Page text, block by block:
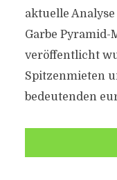
aktuelle
Garbe Pyramid-
veröffentlicht
Spitzenmieten
bedeutenden